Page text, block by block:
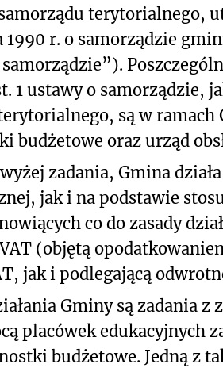
terytorialnego,
r. o samorządzie
1 ustawy o samorządzie,
są w ramach
budżetowe oraz urząd
zadania, Gmina
jak i na podstawie
co do zasady
(objętą
jak i podlegającą
Gminy są zadania
placówek edukacyjnych
budżetowe. Jedną z